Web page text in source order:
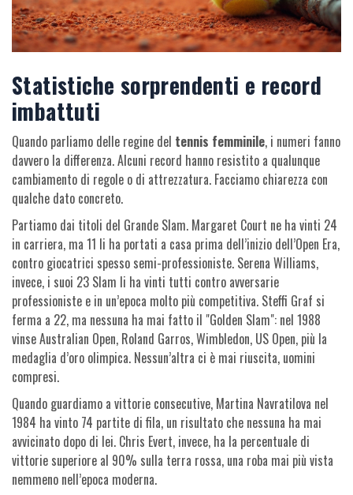
Statistiche sorprendenti e record
imbattuti
Quando parliamo delle regine del tennis femminile, i numeri fanno
davvero la differenza. Alcuni record hanno resistito a qualunque
cambiamento di regole o di attrezzatura. Facciamo chiarezza con
qualche dato concreto.
Partiamo dai titoli del Grande Slam. Margaret Court ne ha vinti 24
in carriera, ma 11 li ha portati a casa prima dell’inizio dell’Open Era,
contro giocatrici spesso semi-professioniste. Serena Williams,
invece, i suoi 23 Slam li ha vinti tutti contro avversarie
professioniste e in un’epoca molto più competitiva. Steffi Graf si
ferma a 22, ma nessuna ha mai fatto il "Golden Slam": nel 1988
vinse Australian Open, Roland Garros, Wimbledon, US Open, più la
medaglia d’oro olimpica. Nessun’altra ci è mai riuscita, uomini
compresi.
Quando guardiamo a vittorie consecutive, Martina Navratilova nel
1984 ha vinto 74 partite di fila, un risultato che nessuna ha mai
avvicinato dopo di lei. Chris Evert, invece, ha la percentuale di
vittorie superiore al 90% sulla terra rossa, una roba mai più vista
nemmeno nell’epoca moderna.